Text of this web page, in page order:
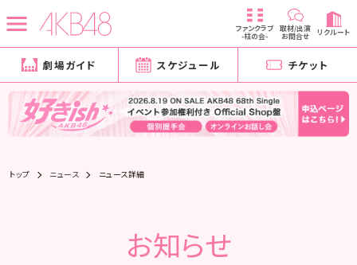
ファンクラブ
-柱の会-
取材/出演
お問合せ リクルート
劇場ガイド スケジュール チケット
トップ ニュース ニュース詳細
お知らせ